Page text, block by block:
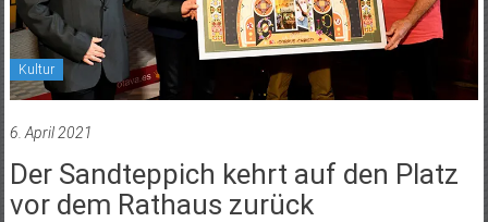
Kultur
6. April 2021
Der Sandteppich kehrt auf den Platz
vor dem Rathaus zurück